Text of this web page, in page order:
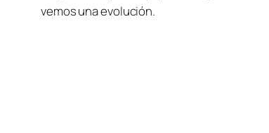
vemos una evolución.